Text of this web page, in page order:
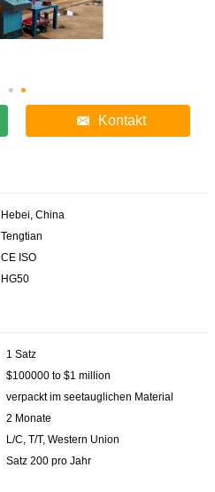
Kontakt
Hebei, China
Tengtian
CE ISO
HG50
1 Satz
$100000 to $1 million
verpackt im seetauglichen Material
2 Monate
L/C, T/T, Western Union
Satz 200 pro Jahr